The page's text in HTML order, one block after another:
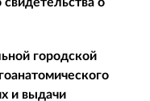
городской
и выдачи